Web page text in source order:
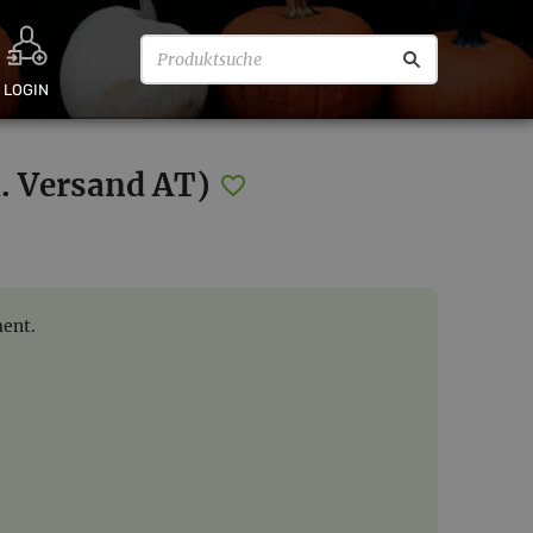
LOGIN
AT)